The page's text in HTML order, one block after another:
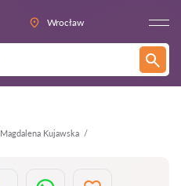
Wrocław
Magdalena Kujawska